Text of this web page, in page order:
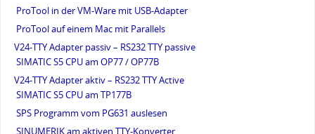
ProTool in der VM-Ware mit USB-Adapter
ProTool auf einem Mac mit Parallels
V24-TTY Adapter passiv – RS232 TTY passive
SIMATIC S5 CPU am OP77 / OP77B
V24-TTY Adapter aktiv – RS232 TTY Active
SIMATIC S5 CPU am TP177B
SPS Programm vom PG631 auslesen